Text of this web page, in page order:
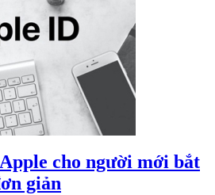
cho người mới bắt
giản